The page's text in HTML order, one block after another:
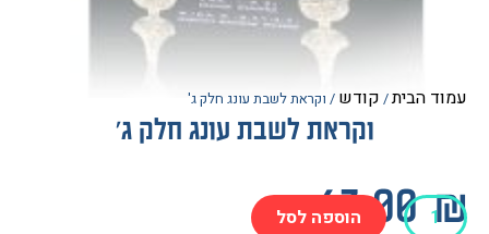
/קודש/ וקראת לשבת עונג חלק ג'
וקראת לשבת עונג חלק ג'
הוספה לסל